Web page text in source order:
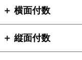
＋ 横面付数
＋ 縦面付数